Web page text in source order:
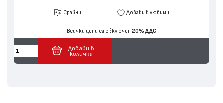
Сравни Добави в любими
Всички цени са с включен 20% ДДС
Добави в
количка